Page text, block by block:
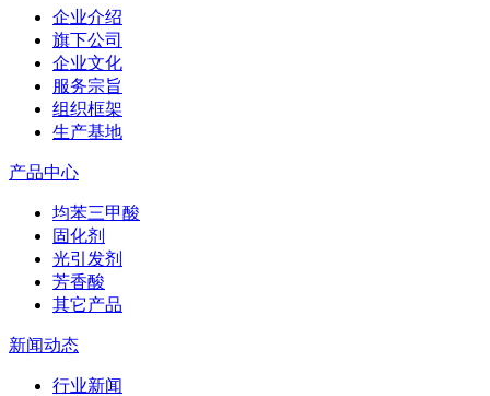
企业介绍
旗下公司
企业文化
服务宗旨
组织框架
生产基地
产品中心
均苯三甲酸
固化剂
光引发剂
芳香酸
其它产品
新闻动态
行业新闻